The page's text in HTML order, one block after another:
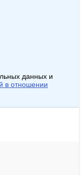
данных и
в отношении